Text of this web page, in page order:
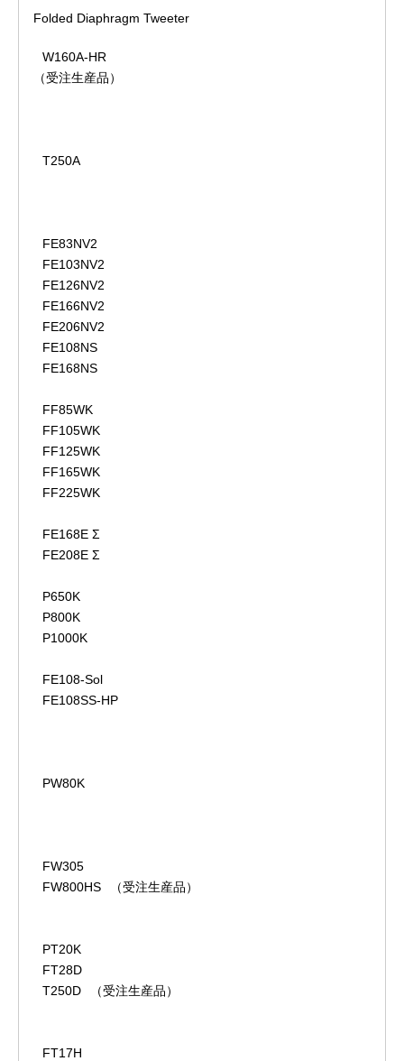
Folded Diaphragm Tweeter
W160A-HR
（受注生産品）
T250A
FE83NV2
FE103NV2
FE126NV2
FE166NV2
FE206NV2
FE108NS
FE168NS
FF85WK
FF105WK
FF125WK
FF165WK
FF225WK
FE168E Σ
FE208E Σ
P650K
P800K
P1000K
FE108-Sol
FE108SS-HP
PW80K
FW305
FW800HS
（受注生産品）
PT20K
FT28D
T250D
（受注生産品）
FT17H